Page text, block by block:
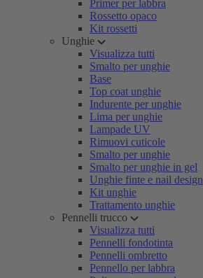
Primer per labbra
Rossetto opaco
Kit rossetti
Unghie
Visualizza tutti
Smalto per unghie
Base
Top coat unghie
Indurente per unghie
Lima per unghie
Lampade UV
Rimuovi cuticole
Smalto per unghie
Smalto per unghie in gel
Unghie finte e nail design
Kit unghie
Trattamento unghie
Pennelli trucco
Visualizza tutti
Pennelli fondotinta
Pennelli ombretto
Pennello per labbra